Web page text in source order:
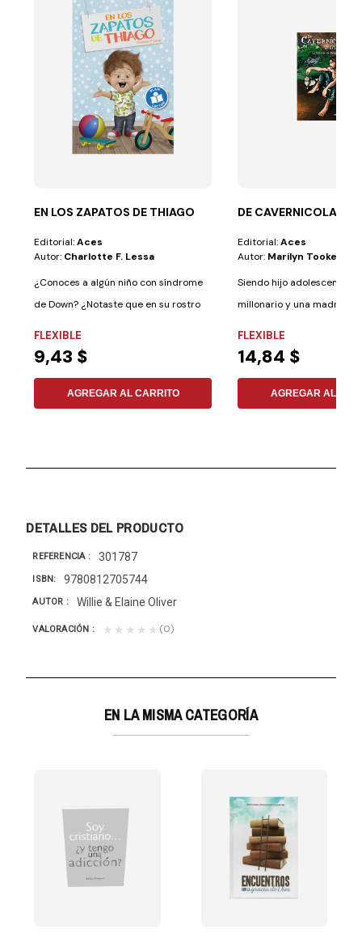
EN LOS ZAPATOS DE THIAGO
Editorial:Aces
Autor: Charlotte F. Lessa
¿Conoces a algún niño con síndrome
de Down? ¿Notaste que en su rostro
FLEXIBLE
9,43 $
AGREGAR AL CARRITO
DE CAVERNICOLA A
Editorial:Aces
Autor: Marilyn Tooker
Siendo hijo adolescente
millonario y una madre en
FLEXIBLE
14,84 $
AGREGAR AL
DETALLES DEL PRODUCTO
REFERENCIA 301787
ISBN 9780812705744
AUTOR Willie & Elaine Oliver
VALORACIÓN ★★★★★ (0)
EN LA MISMA CATEGORÍA
el Salvador. A...
ser fiel... en un mundo donde impera la...